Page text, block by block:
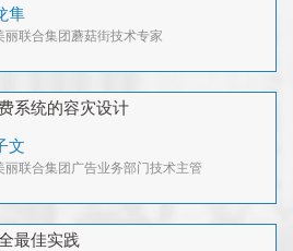
隼
丽联合集团蘑菇街技术专家
系统的容灾设计
文
丽联合集团广告业务部门技术主管
最佳实践